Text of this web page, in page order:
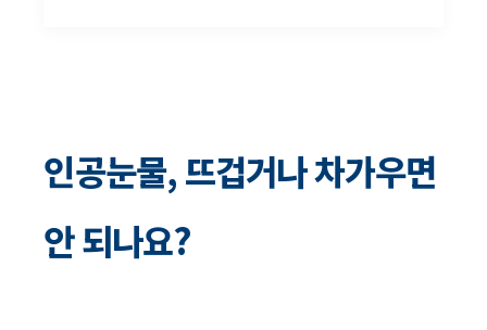
인공눈물, 뜨겁거나 차가우면
안 되나요?